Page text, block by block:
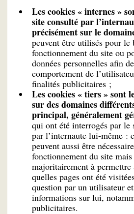
Les cookies « internes »
site consulté par
précisément sur le
peuvent être utilisés pour le
fonctionnement du site ou
données personnelles afin
comportement de
finalités publicitaires ;
Les cookies « tiers » sont
sur des domaines
principal, généralement
qui ont été interrogés par le
par l’internaute lui-même :
peuvent aussi être
fonctionnement du site
majoritairement à
quelles pages ont été
question par un utilisateur
informations sur lui,
publicitaires.